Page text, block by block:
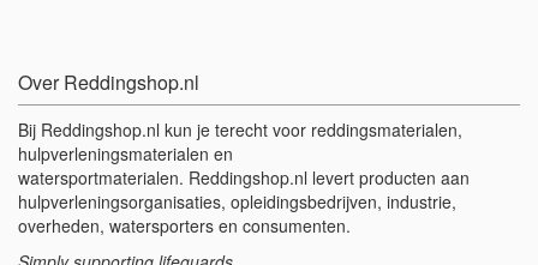
Over Reddingshop.nl
Bij Reddingshop.nl kun je terecht voor reddingsmaterialen,
hulpverleningsmaterialen en
watersportmaterialen. Reddingshop.nl levert producten aan
hulpverleningsorganisaties, opleidingsbedrijven, industrie,
overheden, watersporters en consumenten.